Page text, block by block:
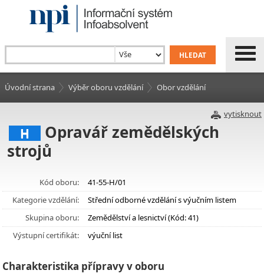
Úvodní strana Výběr oboru vzdělání Obor vzdělání
vytisknout
H
Opravář zemědělských
strojů
Kód oboru:
41-55-H/01
Kategorie vzdělání:
Střední odborné vzdělání s výučním listem
Skupina oboru:
Zemědělství a lesnictví (Kód: 41)
Výstupní certifikát:
výuční list
Charakteristika přípravy v oboru